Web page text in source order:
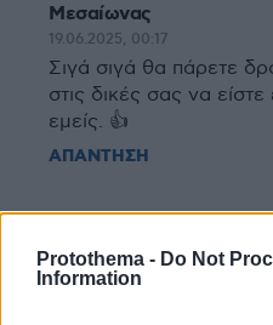
Protothema - Do Not
Information
Μεσαίωνας
19.06.2025, 00:17
Σιγά σιγά θα πάρετε
στις δικές σας να
εμείς. 👍
ΑΠΑΝΤΗΣΗ
19.06.2025, 10:32
Σου έχει μείνει τραύμα.